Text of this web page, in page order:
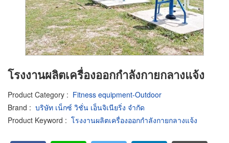
โรงงานผลิตเครื่องออกกำลังกายกลางแจ้ง
Product Category : Fitness equipment-Outdoor
Brand : บริษัท เน็กซ์ วิชั่น เอ็นจิเนียริ่ง จำกัด
Product Keyword : โรงงานผลิตเครื่องออกกำลังกายกลางแจ้ง